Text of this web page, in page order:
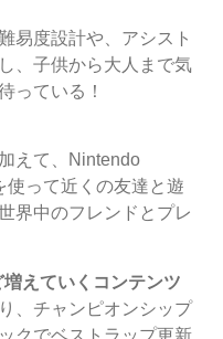
易度設計や、アシスト
、子供から大人まで気
っている！
えて、Nintendo
って近くの友達と遊
界中のフレンドとプレ
えていくコンテンツ
、チャンピオンシップ
クでベストラップ更新